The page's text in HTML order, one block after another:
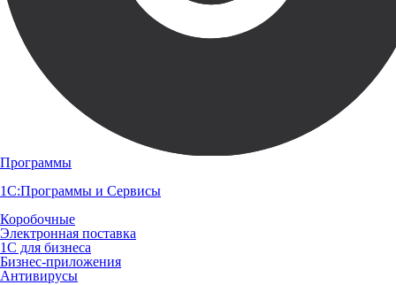
Программы
1С:Программы и Сервисы
Коробочные
Электронная поставка
1С для бизнеса
Бизнес-приложения
Антивирусы